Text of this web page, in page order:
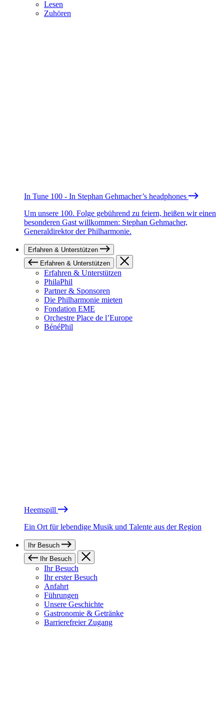
Lesen
Zuhören
In Tune 100 - In Stephan Gehmacher’s headphones
Um unsere 100. Folge gebührend zu feiern, heißen wir einen
besonderen Gast willkommen: Stephan Gehmacher,
Generaldirektor der Philharmonie.
Erfahren & Unterstützen
Erfahren & Unterstützen
Erfahren & Unterstützen
PhilaPhil
Partner & Sponsoren
Die Philharmonie mieten
Fondation EME
Orchestre Place de l’Europe
BénéPhil
Heemspill
Ein Ort für lebendige Musik und Talente aus der Region
Ihr Besuch
Ihr Besuch
Ihr Besuch
Ihr erster Besuch
Anfahrt
Führungen
Unsere Geschichte
Gastronomie & Getränke
Barrierefreier Zugang